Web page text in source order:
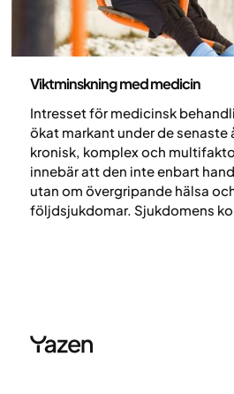
Viktminskning med medicin
Intresset för medicinsk
ökat markant under de senaste
kronisk, komplex och
innebär att den inte enbart
utan om övergripande hälsa
följdsjukdomar. Sjukdomens